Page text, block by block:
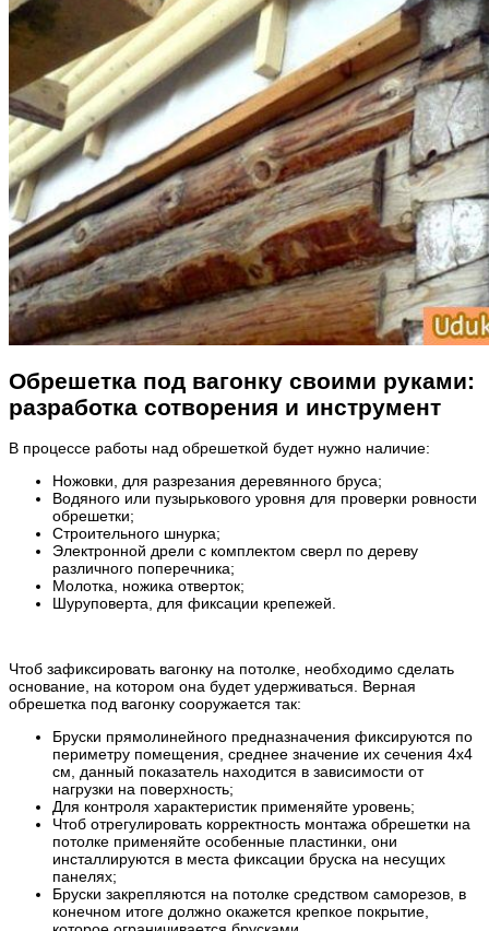
Обрешетка под вагонку своими руками:
разработка сотворения и инструмент
В процессе работы над обрешеткой будет нужно наличие:
Ножовки, для разрезания деревянного бруса;
Водяного или пузырькового уровня для проверки ровности
обрешетки;
Строительного шнурка;
Электронной дрели с комплектом сверл по дереву
различного поперечника;
Молотка, ножика отверток;
Шуруповерта, для фиксации крепежей.
Чтоб зафиксировать вагонку на потолке, необходимо сделать
основание, на котором она будет удерживаться. Верная
обрешетка под вагонку сооружается так:
Бруски прямолинейного предназначения фиксируются по
периметру помещения, среднее значение их сечения 4х4
см, данный показатель находится в зависимости от
нагрузки на поверхность;
Для контроля характеристик применяйте уровень;
Чтоб отрегулировать корректность монтажа обрешетки на
потолке применяйте особенные пластинки, они
инсталлируются в места фиксации бруска на несущих
панелях;
Бруски закрепляются на потолке средством саморезов, в
конечном итоге должно окажется крепкое покрытие,